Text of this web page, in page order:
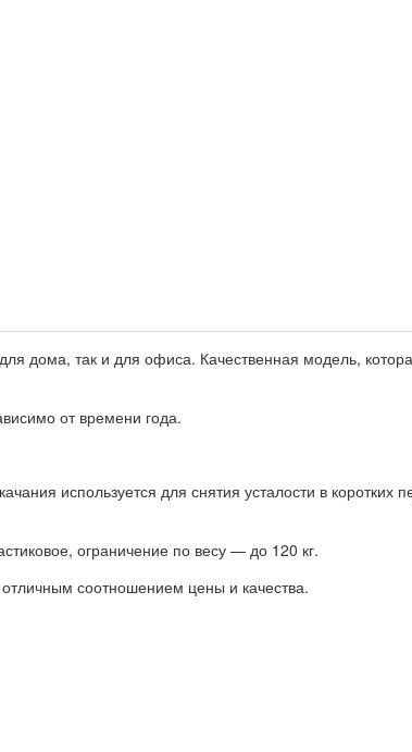
дома, так и для офиса. Качественная модель,
от времени года.
используется для снятия усталости в коротких
ограничение по весу — до 120 кг.
соотношением цены и качества.